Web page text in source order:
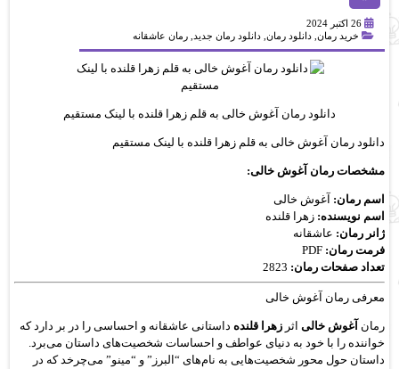
26 اکتبر 2024
خرید رمان, دانلود رمان, دانلود رمان جدید رمان عاشقانه
دانلود رمان آغوش خالی به قلم زهرا قلنده با لینک مستقیم
دانلود رمان آغوش خالی به قلم زهرا قلنده با لینک مستقیم
مشخصات رمان آغوش خالی:
اسم رمان: آغوش خالی
اسم نویسنده: زهرا قلنده
ژانر رمان: عاشقانه
فرمت رمان:
تعداد صفحات رمان:
معرفی رمان آغوش خالی
رمان آغوش خالیاثر زهرا قلندهداستانی عاشقانه و احساسی را در بر دارد که
خواننده را با خود به دنیای عواطف و احساسات شخصیت‌های داستان می‌برد.
داستان حول محور شخصیت‌هایی به نام‌های “البرز” و “مینو” می‌چرخد که در